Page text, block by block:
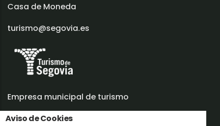
Aviso de Cookies
Casa de Moneda
turismo@segovia.es
Empresa municipal de turismo
Trabaja con nosotros